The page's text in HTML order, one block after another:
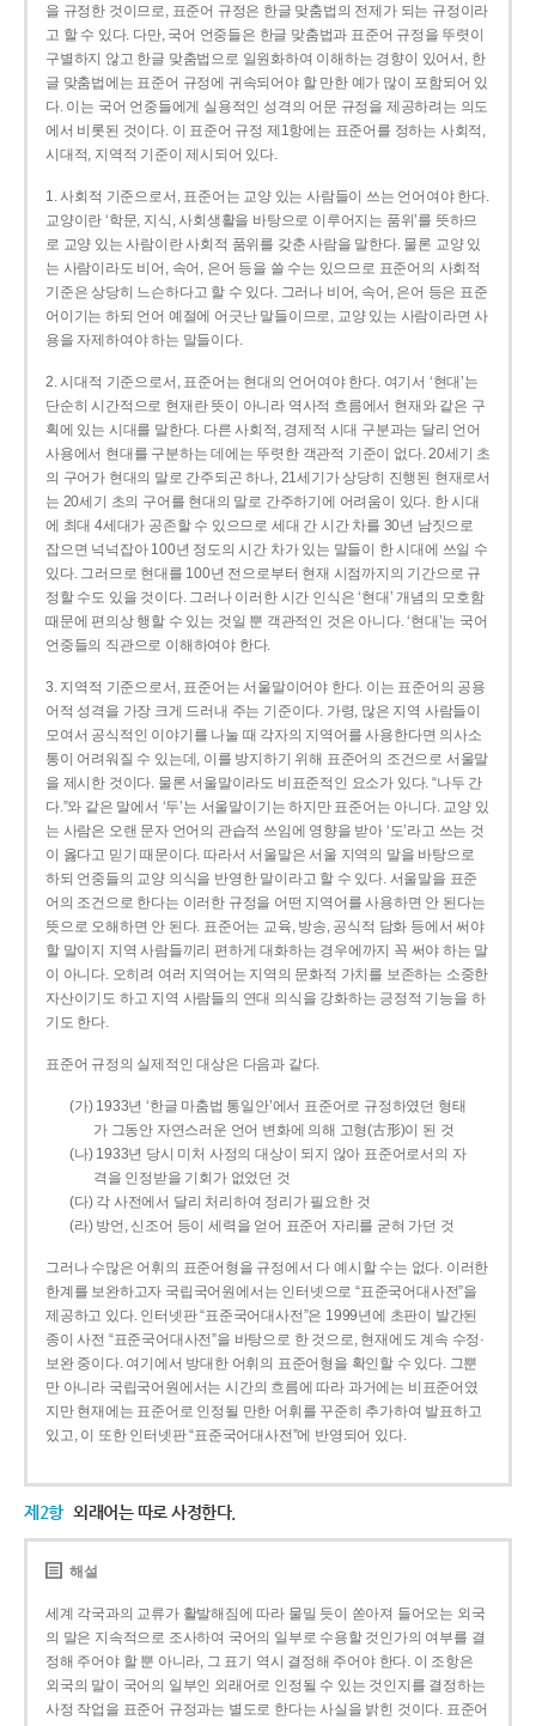
을 규정한 것이므로, 표준어 규정은 한글 맞춤법의 전제가 되는 규정이라
고 할 수 있다. 다만, 국어 언중들은 한글 맞춤법과 표준어 규정을 뚜렷이
구별하지 않고 한글 맞춤법으로 일원화하여 이해하는 경향이 있어서, 한
글 맞춤법에는 표준어 규정에 귀속되어야 할 만한 예가 많이 포함되어 있
다. 이는 국어 언중들에게 실용적인 성격의 어문 규정을 제공하려는 의도
에서 비롯된 것이다. 이 표준어 규정 제1항에는 표준어를 정하는 사회적,
시대적, 지역적 기준이 제시되어 있다.
1. 사회적 기준으로서, 표준어는 교양 있는 사람들이 쓰는 언어여야 한다.
교양이란 ‘학문, 지식, 사회생활을 바탕으로 이루어지는 품위’를 뜻하므
로 교양 있는 사람이란 사회적 품위를 갖춘 사람을 말한다. 물론 교양 있
는 사람이라도 비어, 속어, 은어 등을 쓸 수는 있으므로 표준어의 사회적
기준은 상당히 느슨하다고 할 수 있다. 그러나 비어, 속어, 은어 등은 표준
어이기는 하되 언어 예절에 어긋난 말들이므로, 교양 있는 사람이라면 사
용을 자제하여야 하는 말들이다.
2. 시대적 기준으로서, 표준어는 현대의 언어여야 한다. 여기서 ‘현대’는
단순히 시간적으로 현재란 뜻이 아니라 역사적 흐름에서 현재와 같은 구
획에 있는 시대를 말한다. 다른 사회적, 경제적 시대 구분과는 달리 언어
사용에서 현대를 구분하는 데에는 뚜렷한 객관적 기준이 없다. 20세기 초
의 구어가 현대의 말로 간주되곤 하나, 21세기가 상당히 진행된 현재로서
는 20세기 초의 구어를 현대의 말로 간주하기에 어려움이 있다. 한 시대
에 최대 4세대가 공존할 수 있으므로 세대 간 시간 차를 30년 남짓으로
잡으면 넉넉잡아 100년 정도의 시간 차가 있는 말들이 한 시대에 쓰일 수
있다. 그러므로 현대를 100년 전으로부터 현재 시점까지의 기간으로 규
정할 수도 있을 것이다. 그러나 이러한 시간 인식은 ‘현대’ 개념의 모호함
때문에 편의상 행할 수 있는 것일 뿐 객관적인 것은 아니다. ‘현대’는 국어
언중들의 직관으로 이해하여야 한다.
3. 지역적 기준으로서, 표준어는 서울말이어야 한다. 이는 표준어의 공용
어적 성격을 가장 크게 드러내 주는 기준이다. 가령, 많은 지역 사람들이
모여서 공식적인 이야기를 나눌 때 각자의 지역어를 사용한다면 의사소
통이 어려워질 수 있는데, 이를 방지하기 위해 표준어의 조건으로 서울말
을 제시한 것이다. 물론 서울말이라도 비표준적인 요소가 있다. “나두 간
다.”와 같은 말에서 ‘두’는 서울말이기는 하지만 표준어는 아니다. 교양 있
는 사람은 오랜 문자 언어의 관습적 쓰임에 영향을 받아 ‘도’라고 쓰는 것
이 옳다고 믿기 때문이다. 따라서 서울말은 서울 지역의 말을 바탕으로
하되 언중들의 교양 의식을 반영한 말이라고 할 수 있다. 서울말을 표준
어의 조건으로 한다는 이러한 규정을 어떤 지역어를 사용하면 안 된다는
뜻으로 오해하면 안 된다. 표준어는 교육, 방송, 공식적 담화 등에서 써야
할 말이지 지역 사람들끼리 편하게 대화하는 경우에까지 꼭 써야 하는 말
이 아니다. 오히려 여러 지역어는 지역의 문화적 가치를 보존하는 소중한
자산이기도 하고 지역 사람들의 연대 의식을 강화하는 긍정적 기능을 하
기도 한다.
표준어 규정의 실제적인 대상은 다음과 같다.
(가) 1933년 ‘한글 마춤법 통일안’에서 표준어로 규정하였던 형태
가 그동안 자연스러운 언어 변화에 의해 고형(古形)이 된 것
(나) 1933년 당시 미처 사정의 대상이 되지 않아 표준어로서의 자
격을 인정받을 기회가 없었던 것
(다) 각 사전에서 달리 처리하여 정리가 필요한 것
(라) 방언, 신조어 등이 세력을 얻어 표준어 자리를 굳혀 가던 것
그러나 수많은 어휘의 표준어형을 규정에서 다 예시할 수는 없다. 이러한
한계를 보완하고자 국립국어원에서는 인터넷으로 “표준국어대사전”을
제공하고 있다. 인터넷판 “표준국어대사전”은 1999년에 초판이 발간된
종이 사전 “표준국어대사전”을 바탕으로 한 것으로, 현재에도 계속 수정·
보완 중이다. 여기에서 방대한 어휘의 표준어형을 확인할 수 있다. 그뿐
만 아니라 국립국어원에서는 시간의 흐름에 따라 과거에는 비표준어였
지만 현재에는 표준어로 인정될 만한 어휘를 꾸준히 추가하여 발표하고
있고, 이 또한 인터넷판 “표준국어대사전”에 반영되어 있다.
제2항 외래어는 따로 사정한다.
해설
세계 각국과의 교류가 활발해짐에 따라 물밀 듯이 쏟아져 들어오는 외국
의 말은 지속적으로 조사하여 국어의 일부로 수용할 것인가의 여부를 결
정해 주어야 할 뿐 아니라, 그 표기 역시 결정해 주어야 한다. 이 조항은
외국의 말이 국어의 일부인 외래어로 인정될 수 있는 것인지를 결정하는
사정 작업을 표준어 규정과는 별도로 한다는 사실을 밝힌 것이다. 표준어